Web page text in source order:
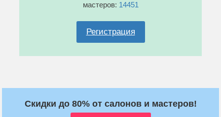
мастеров: 14451
Регистрация
Скидки до 80% от салонов и мастеров!